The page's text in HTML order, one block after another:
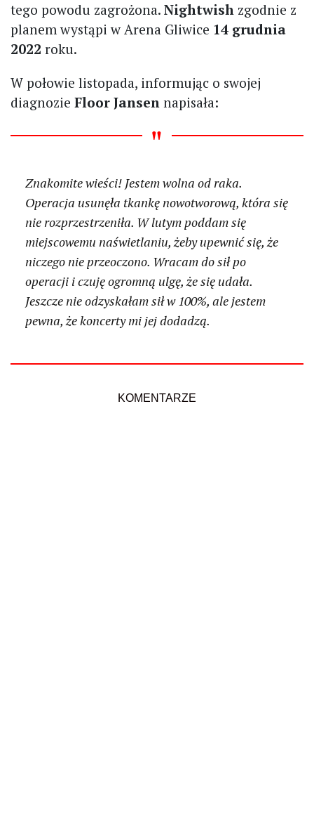
tego powodu zagrożona. Nightwish zgodnie z
planem wystąpi w Arena Gliwice 14 grudnia
2022 roku.
W połowie listopada, informując o swojej
diagnozie Floor Jansen napisała:
Znakomite wieści! Jestem wolna od raka.
Operacja usunęła tkankę nowotworową, która się
nie rozprzestrzeniła. W lutym poddam się
miejscowemu naświetlaniu, żeby upewnić się, że
niczego nie przeoczono. Wracam do sił po
operacji i czuję ogromną ulgę, że się udała.
Jeszcze nie odzyskałam sił w 100%, ale jestem
pewna, że koncerty mi jej dodadzą.
KOMENTARZE